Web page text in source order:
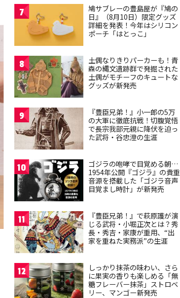
7
鳩サブレーの豊島屋が『鳩の
日』（8月10日）限定グッズ
詳細を発表！今年はシリコン
ポーチ「はとっこ」
8
土偶なりきりパーカーも！青
森の縄文遺跡群で発掘された
土偶がモチーフのキュートな
グッズが新発売
9
『豊臣兄弟！』小一郎の5万
の大軍に徹底抗戦！切腹覚悟
で長宗我部元親に降伏を迫っ
た武将・谷忠澄の生涯
10
ゴジラの咆哮で目覚める朝…
1954年公開『ゴジラ』の貴重
音源を搭載した「ゴジラ音声
目覚まし時計」が新発売
11
『豊臣兄弟！』で萩原護が演
じる武将・小堀正次とは？秀
長・秀吉・家康が重用、“出
家を重ねた実務派”の生涯
12
しっかり抹茶の味わい、さら
に果実の香りも楽しめる「無
糖フレーバー抹茶」ストロベ
リー、マンゴー新発売